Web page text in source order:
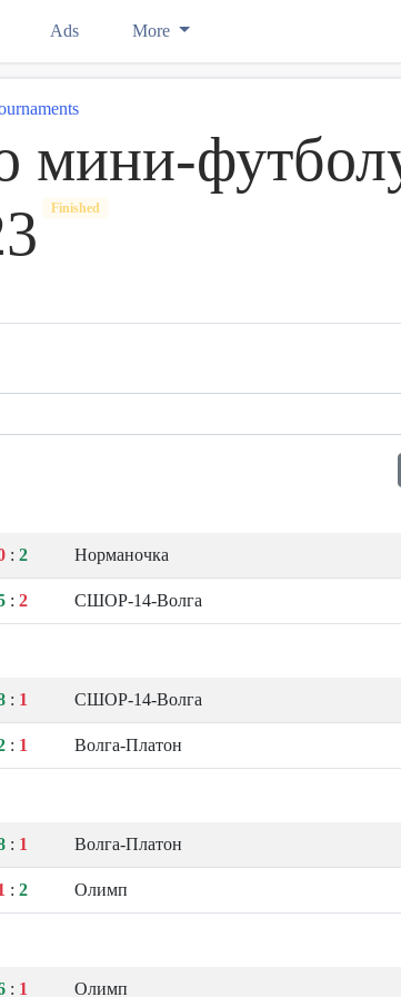
Ads More
Finished
: 2 Норманочка
: 2 СШОР-14-Волга
: 1 СШОР-14-Волга
: 1 Волга-Платон
: 1 Волга-Платон
: 2 Олимп
: 1 Олимп